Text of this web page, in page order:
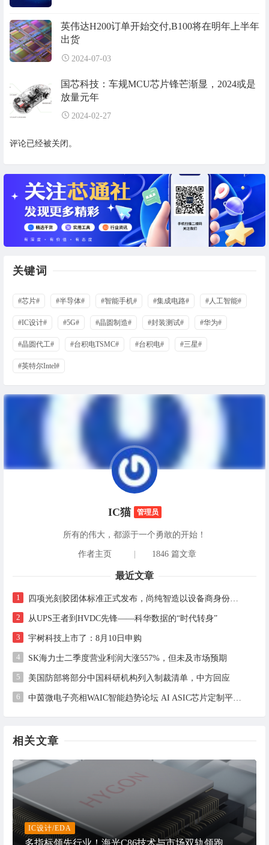
英伟达H200订单开始交付,B100将在明年上半年
出货
2024-07-03
国芯科技：车规MCU芯片锋芒渐显，2024或是
放量元年
2024-02-27
评论已经被关闭。
关键词
#芯片# #半导体# #智能手机# #集成电路# #人工智能#
#IC设计# #5G# #晶圆制造# #封装测试# #华为#
#晶圆代工# #台积电TSMC# #台积电# #三星#
#英特尔Intel#
IC猫 管理员
所有的伟大，都源于一个勇敢的开始！
作者主页 1846 篇文章
最近文章
1
2 从UPS王者到HVDC先锋——科华数据的“时代转身”
3 宇树科技上市了：8月10日申购
4 SK海力士二季度营业利润大涨557%，但未及市场预期
5 美国防部将部分中国科研机构列入制裁清单，中方回应
6
相关文章
IC设计/EDA
多指标领先行业！海光C86技术与市场双轨领跑